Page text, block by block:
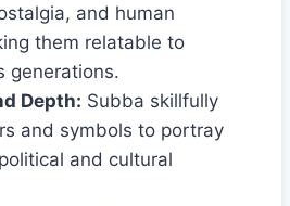
and human
them relatable to
generations.
Depth: Subba skillfully
and symbols to portray
and cultural